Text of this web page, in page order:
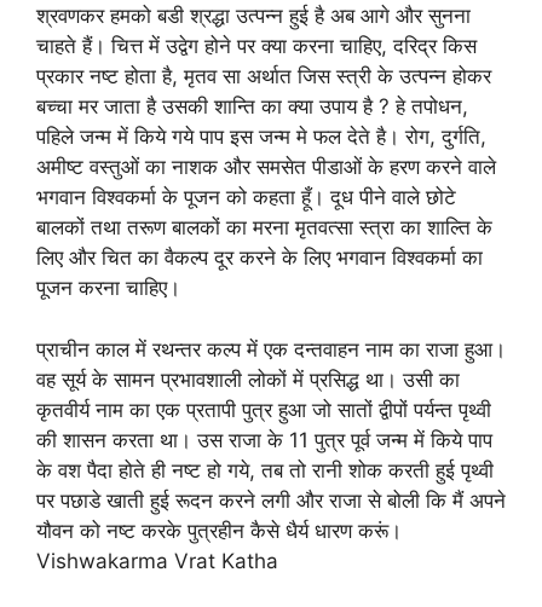
श्रवणकर हमको बडी श्रद्धा उत्पन्न हुई है अब आगे और सुनना
चाहते हैं। चित्त में उद्वेग होने पर क्या करना चाहिए, दरिद्र किस
प्रकार नष्ट होता है, मृतव सा अर्थात जिस स्त्री के उत्पन्न होकर
बच्चा मर जाता है उसकी शान्ति का क्या उपाय है ? हे तपोधन,
पहिले जन्म में किये गये पाप इस जन्म मे फल देते है। रोग, दुर्गति,
अमीष्ट वस्तुओं का नाशक और समसेत पीडाओं के हरण करने वाले
भगवान विश्वकर्मा के पूजन को कहता हूँ। दूध पीने वाले छोटे
बालकों तथा तरूण बालकों का मरना मृतवत्सा स्त्रा का शाल्ति के
लिए और चित का वैकल्प दूर करने के लिए भगवान विश्वकर्मा का
पूजन करना चाहिए।
प्राचीन काल में रथन्तर कल्प में एक दन्तवाहन नाम का राजा हुआ।
वह सूर्य के सामन प्रभावशाली लोकों में प्रसिद्ध था। उसी का
कृतवीर्य नाम का एक प्रतापी पुत्र हुआ जो सातों द्वीपों पर्यन्त पृथ्वी
की शासन करता था। उस राजा के 11 पुत्र पूर्व जन्म में किये पाप
के वश पैदा होते ही नष्ट हो गये, तब तो रानी शोक करती हुई पृथ्वी
पर पछाडे खाती हुई रूदन करने लगी और राजा से बोली कि मैं अपने
यौवन को नष्ट करके पुत्रहीन कैसे धैर्य धारण करूं।
Vishwakarma Vrat Katha